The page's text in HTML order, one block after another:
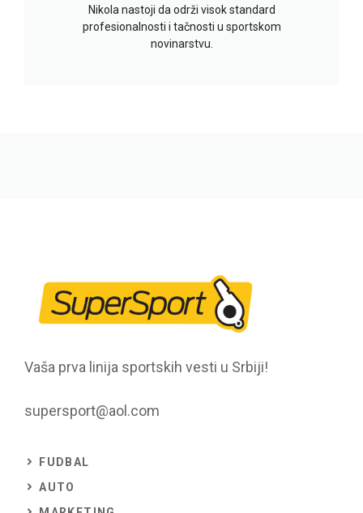
Nikola nastoji da održi visok standard
profesionalnosti i tačnosti u sportskom
novinarstvu.
Vaša prva linija sportskih vesti u Srbiji!
supersport@aol.com
FUDBAL
AUTO